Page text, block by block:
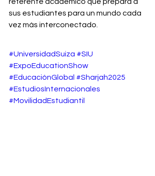
sus estudiantes para un mundo cada
vez más interconectado.
#UniversidadSuiza #SIU
#ExpoEducationShow
#EducaciónGlobal #Sharjah2025
#EstudiosInternacionales
#MovilidadEstudiantil